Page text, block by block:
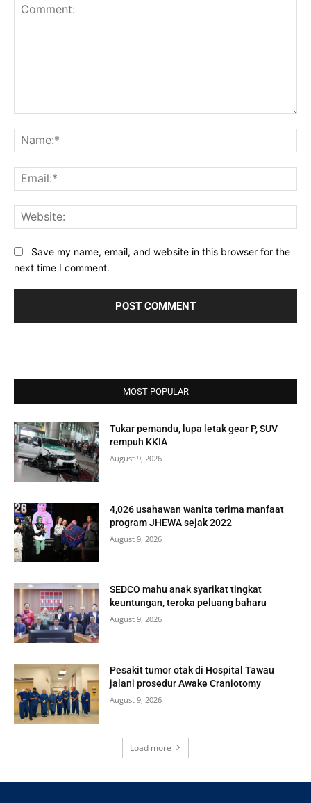
Save my name, email, and website in this browser for the
next time I comment.
MOST POPULAR
Tukar pemandu, lupa letak gear P, SUV
rempuh KKIA
August 9, 2026
4,026 usahawan wanita terima manfaat
program JHEWA sejak 2022
August 9, 2026
SEDCO mahu anak syarikat tingkat
keuntungan, teroka peluang baharu
August 9, 2026
Pesakit tumor otak di Hospital Tawau
jalani prosedur Awake Craniotomy
August 9, 2026
Load more